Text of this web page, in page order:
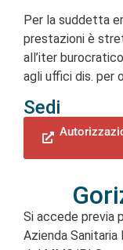
Per la suddetta
prestazioni è
all’iter
agli uffici dis. per
Sedi
Si accede previa
Azienda